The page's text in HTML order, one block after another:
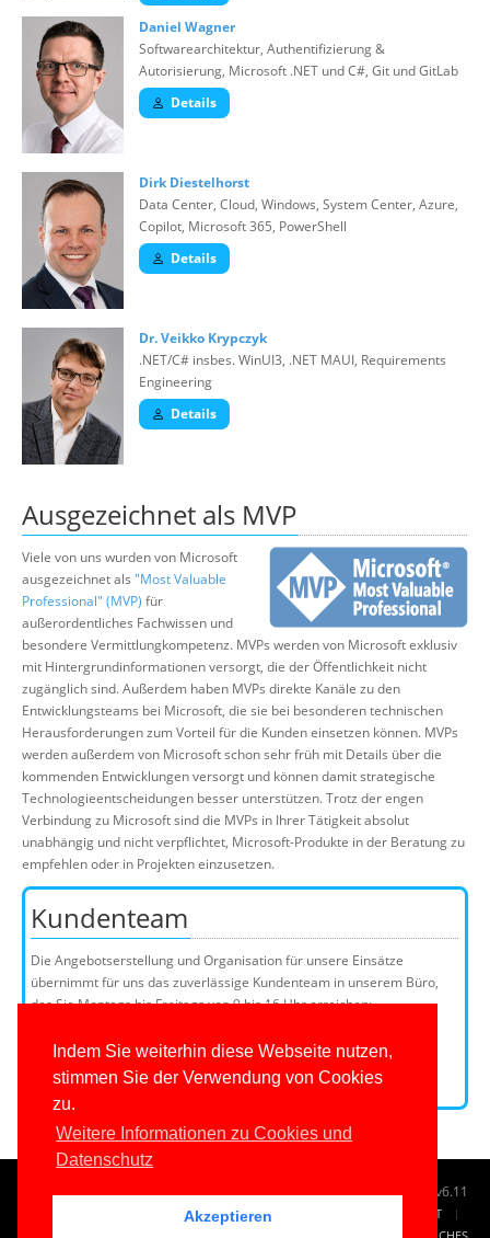
Indem Sie weiterhin diese Webseite nutzen,
stimmen Sie der Verwendung von Cookies
zu.
Weitere Informationen zu Cookies und
Datenschutz
Akzeptieren
Daniel Wagner
Softwarearchitektur, Authentifizierung &
Autorisierung, Microsoft .NET und C#, Git und GitLab
Details
Dirk Diestelhorst
Data Center, Cloud, Windows, System Center, Azure,
Copilot, Microsoft 365, PowerShell
Details
Dr. Veikko Krypczyk
.NET/C# insbes. WinUI3, .NET MAUI, Requirements
Engineering
Details
Ausgezeichnet als MVP
Viele von uns wurden von Microsoft
ausgezeichnet als "Most Valuable
Professional" (MVP) für
außerordentliches Fachwissen und
besondere Vermittlungkompetenz. MVPs werden von Microsoft exklusiv
mit Hintergrundinformationen versorgt, die der Öffentlichkeit nicht
zugänglich sind. Außerdem haben MVPs direkte Kanäle zu den
Entwicklungsteams bei Microsoft, die sie bei besonderen technischen
Herausforderungen zum Vorteil für die Kunden einsetzen können. MVPs
werden außerdem von Microsoft schon sehr früh mit Details über die
kommenden Entwicklungen versorgt und können damit strategische
Technologieentscheidungen besser unterstützen. Trotz der engen
Verbindung zu Microsoft sind die MVPs in Ihrer Tätigkeit absolut
unabhängig und nicht verpflichtet, Microsoft-Produkte in der Beratung zu
empfehlen oder in Projekten einzusetzen.
Kundenteam
Die Angebotserstellung und Organisation für unsere Einsätze
übernimmt für uns das zuverlässige Kundenteam in unserem Büro,
das Sie Montags bis Freitags von 9 bis 16 Uhr erreichen:
E-Mail:
Kundenteammitglieder
© 1996-2026www.IT-Visions.de-Dr. Holger Schwichtenberg v6.11
TAG CLOUD
KONTAKT